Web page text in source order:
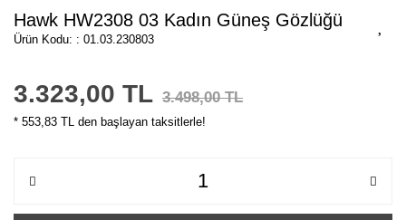
Hawk HW2308 03 Kadın Güneş Gözlüğü
Ürün Kodu: : 01.03.230803
3.323,00 TL 3.498,00 TL
* 553,83 TL den başlayan taksitlerle!